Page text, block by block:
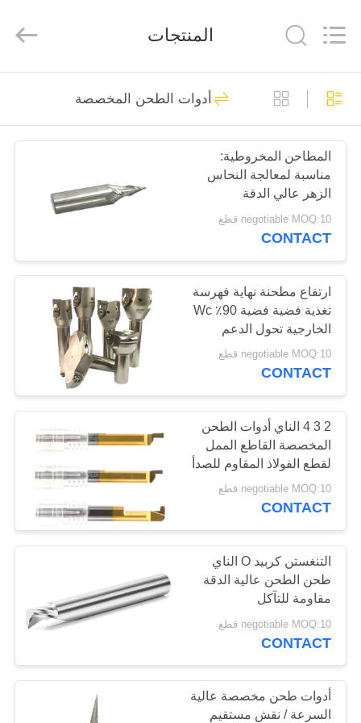
الصفحة
الرئيسية
منتجات
معلومات
جولة
المعمل
مراقبة
الجودة
اتصل
اطلب
اقتباس
خريطة
الموقع
PRIVACY
Tools
Manufacturing
Co.,Ltd.
Reserved.
كربيد نهاية مطحنة
القاطع
مصانع نهاية الألومنيوم
27
مطحنة نهاية الأنف
الكرة
35
مطحنة نهاية الشعاع
الزاوية
34
المنتجات
أدوات الطحن المخصصة
المطاحن المخروطية:
مناسبة لمعالجة النحاس
الزهر عالي الدقة
negotiable MOQ:10 قطع
CONTACT
ارتفاع مطحنة نهاية فهرسة
تغذية فضية فضية 90٪ Wc
الخارجية تحول الدعم
negotiable MOQ:10 قطع
CONTACT
2 3 4 الناي أدوات الطحن
المخصصة القاطع الممل
لقطع الفولاذ المقاوم للصدأ
ج
negotiable MOQ:10 قطع
CONTACT
التنغستن كربيد O الناي
طحن الطحن عالية الدقة
مقاومة للتآكل
negotiable MOQ:10 قطع
CONTACT
أدوات طحن مخصصة عالية
السرعة / نقش مستقيم